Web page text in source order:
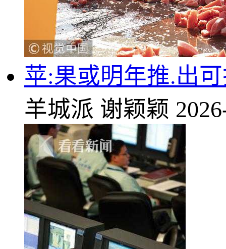
苹:果或明年推.出
羊城派 谢颖颖